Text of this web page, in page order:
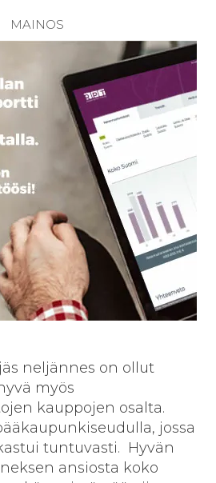
neljännes on ollut
myös
kauppojen osalta.
jossa
tuntuvasti. Hyvän
ansiosta koko